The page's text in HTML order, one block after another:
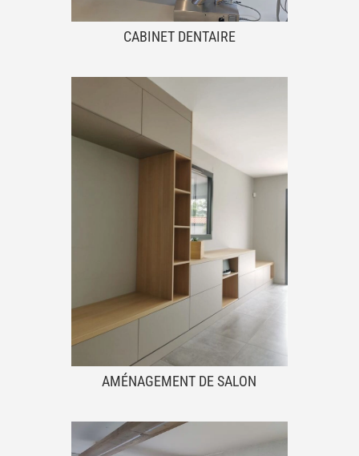
CABINET DENTAIRE
AMÉNAGEMENT DE SALON